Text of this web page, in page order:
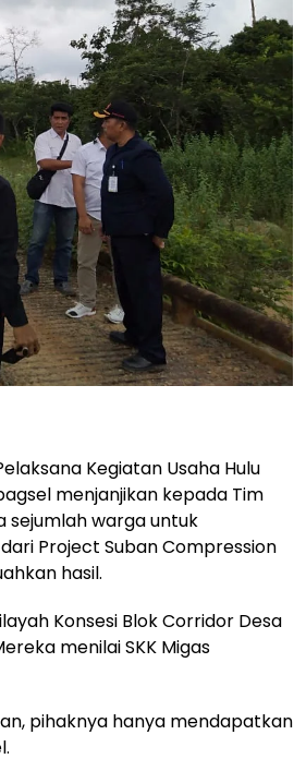
Kegiatan Usaha Hulu
menjanjikan kepada Tim
sejumlah warga untuk
Project Suban Compression
hasil.
Konsesi Blok Corridor Desa
menilai SKK Migas
pihaknya hanya mendapatkan